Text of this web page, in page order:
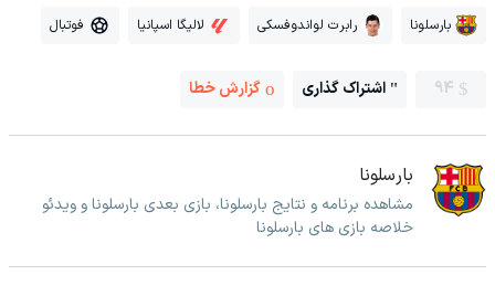
بارسلونا رابرت لواندوفسکی لالیگا اسپانیا فوتبال
94 اشتراک گذاری گزارش خطا
بارسلونا
مشاهده برنامه و نتایج بارسلونا، بازی بعدی بارسلونا و ویدئو
خلاصه بازی های بارسلونا